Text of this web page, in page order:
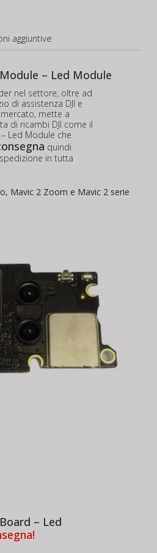
aggiuntive
– Led Module
nel settore, oltre ad
di assistenza DJI e
mette a
di ricambi DJI come il
Led Module che
quindi
in tutta
Mavic 2 Zoom e Mavic 2 serie
– Led